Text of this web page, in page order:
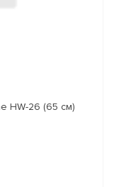
HW-26 (65 см)